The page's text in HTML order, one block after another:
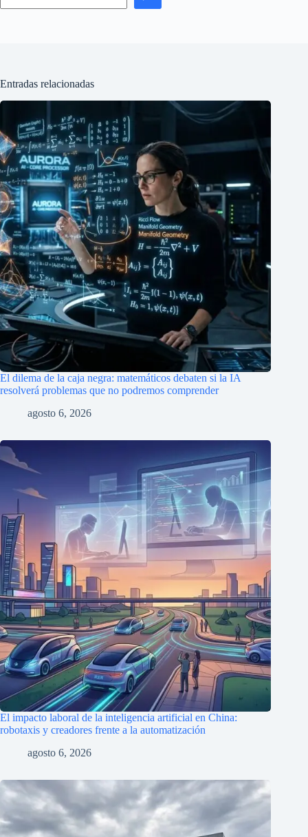
Entradas relacionadas
El dilema de la caja negra: matemáticos debaten si la IA
resolverá problemas que no podremos comprender
agosto 6, 2026
El impacto laboral de la inteligencia artificial en China:
robotaxis y creadores frente a la automatización
agosto 6, 2026